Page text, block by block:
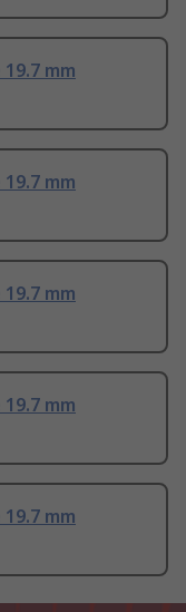
mm
mm
mm
mm
mm